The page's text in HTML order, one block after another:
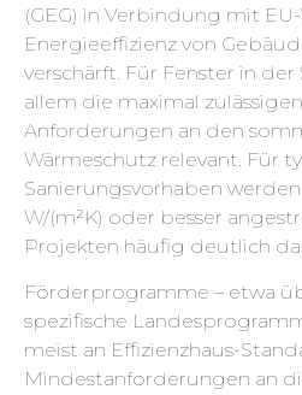
(GEG) in Verbindung mit
Energieeffizienz von
verschärft. Für Fenster in
allem die maximal
Anforderungen an den
Wärmeschutz relevant. Für
Sanierungsvorhaben werden
W/(m²K) oder besser
Projekten häufig deutlich
Förderprogramme – etwa
spezifische
meist an Effizienzhaus-
Mindestanforderungen an